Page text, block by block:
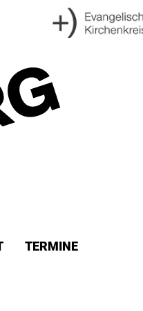
TERMINE